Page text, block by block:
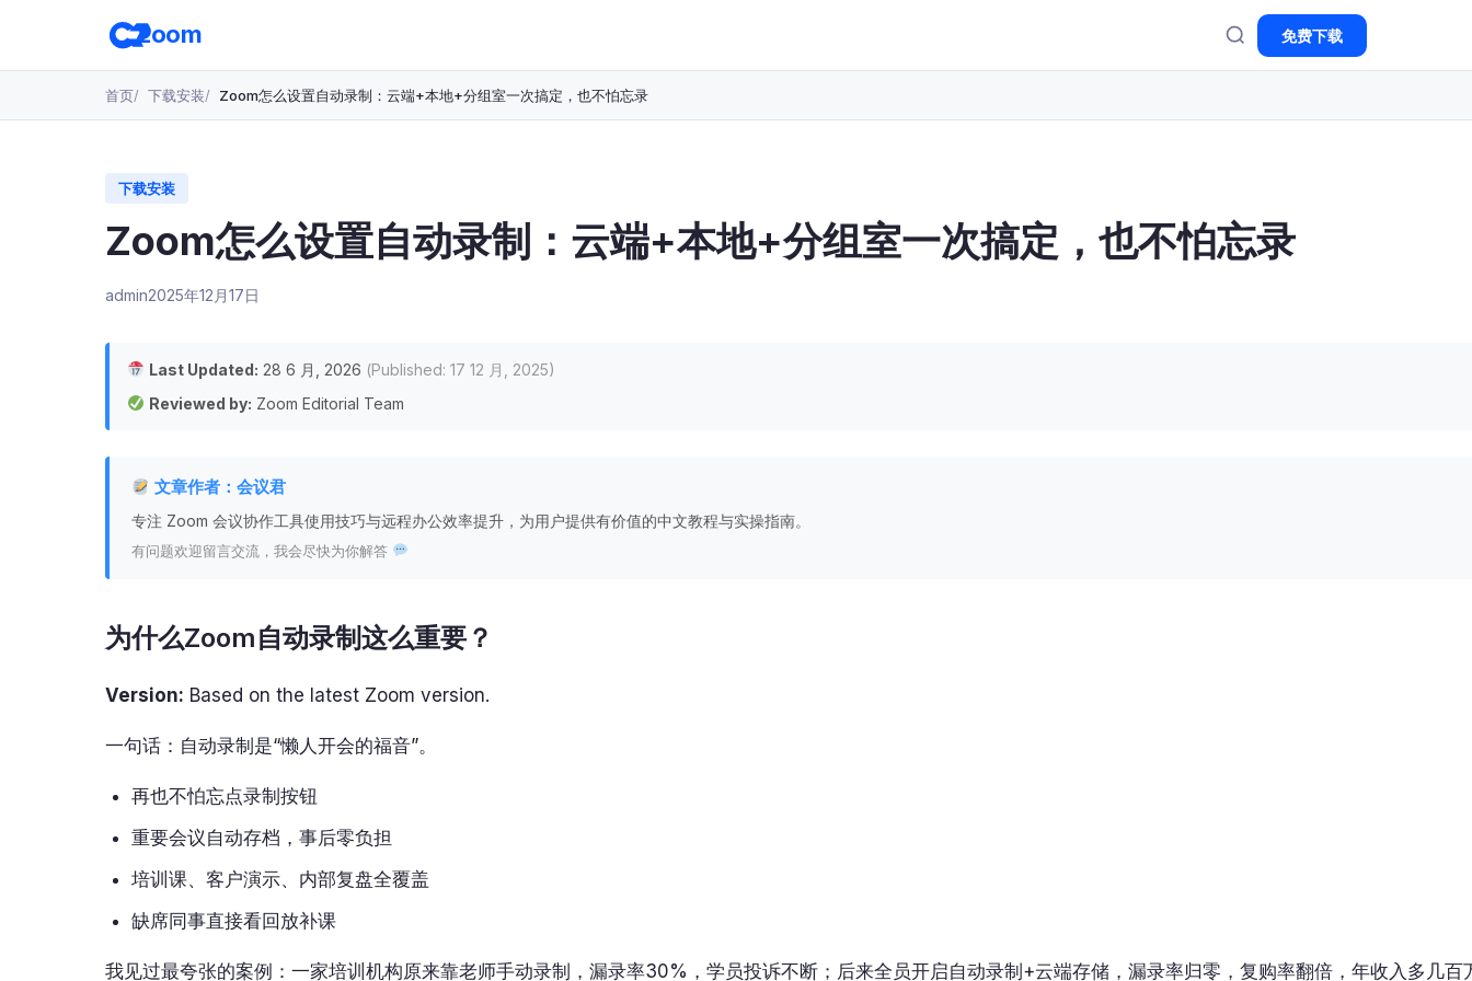
至
要
zoom 免费下载
首页 下载安装 Zoom怎么设置自动录制：云端+本地+分组室一次搞定，也不怕忘录
下载安装
Zoom怎么设置自动录制：云端+本地+分组室一次搞定，也不怕忘录
admin2025年12月17日
Last Updated: 28 6 月, 2026 (Published: 17 12 月, 2025)
Reviewed by: Zoom Editorial Team
文章作者：会议君
专注 Zoom 会议协作工具使用技巧与远程办公效率提升，为用户提供有价值的中文教程与实操指南。
有问题欢迎留言交流，我会尽快为你解答
为什么Zoom自动录制这么重要？
Version: Based on the latest Zoom version.
一句话：自动录制是“懒人开会的福音”。
再也不怕忘点录制按钮
重要会议自动存档，事后零负担
培训课、客户演示、内部复盘全覆盖
缺席同事直接看回放补课
我见过最夸张的案例：一家培训机构原来靠老师手动录制，漏录率30%，学员投诉不断；后来全员开启自动录制+云端存储，漏录率归零，复购率翻倍，年收入多几百